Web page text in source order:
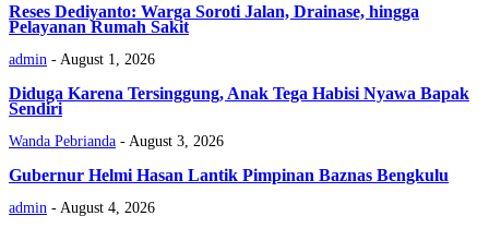
Reses Dediyanto: Warga Soroti Jalan, Drainase, hingga
Pelayanan Rumah Sakit
admin - August 1, 2026
Diduga Karena Tersinggung, Anak Tega Habisi Nyawa Bapak
Sendiri
Wanda Pebrianda - August 3, 2026
Gubernur Helmi Hasan Lantik Pimpinan Baznas Bengkulu
admin - August 4, 2026